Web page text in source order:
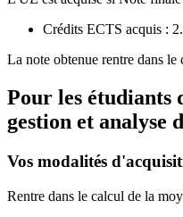
Crédits ECTS acquis :
La note obtenue rentre dans
Pour les étudiants
gestion et analyse
Vos modalités
Rentre dans le calcul de la